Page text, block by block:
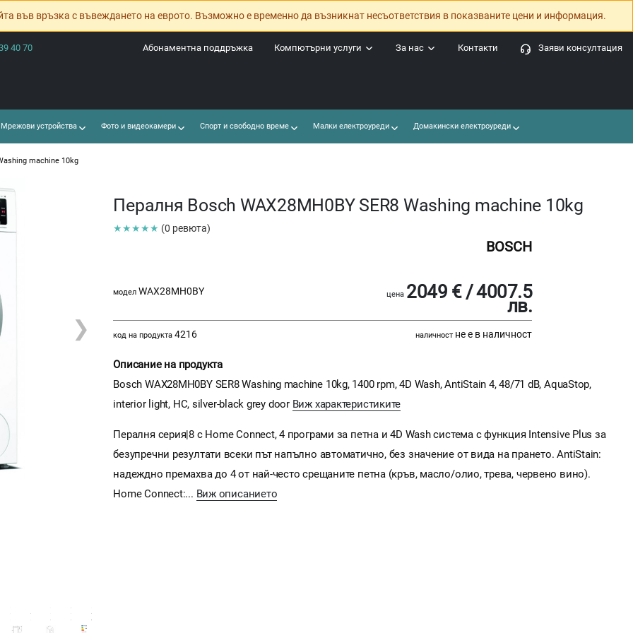
във връзка с въвеждането на еврото. Възможно е временно да възникнат несъответствия в показваните цени и информация.
40 70 Заяви консултация
Контакти
За нас
Компютърни услуги
Абонаментна поддръжка
устройства Фото и видеокамери Спорт и свободно време Малки електроуреди Домакински електроуреди
machine 10kg
❯
Пералня Bosch WAX28MH0BY SER8 Washing machine 10kg
★★★★★ (0 ревюта)
BOSCH
модел WAX28MH0BY цена 2049 € / 4007.5
лв.
код на продукта 4216 наличност не е в наличност
Описание на продукта
Bosch WAX28MH0BY SER8 Washing machine 10kg, 1400 rpm, 4D Wash, AntiStain 4, 48/71 dB, AquaStop,
interior light, HC, silver-black grey door Виж характеристиките
Пералня серия|8 с Home Connect, 4 програми за петна и 4D Wash система с функция Intensive Plus за
безупречни резултати всеки път напълно автоматично, без значение от вида на прането. AntiStain:
надеждно премахва до 4 от най-често срещаните петна (кръв, масло/олио, трева, червено вино).
Home Connect:... Виж описанието